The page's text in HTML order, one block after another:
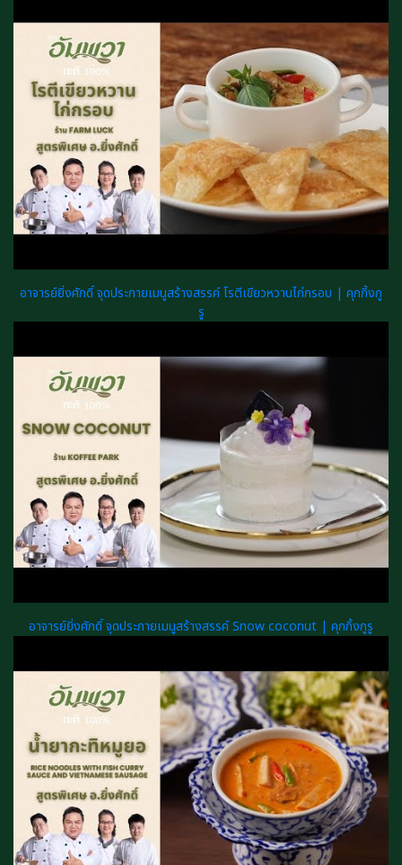
อาจารย์ยิ่งศักดิ์ จุดประกายเมนูสร้างสรรค์ โรตีเขียวหวานไก่กรอบ | คุกกิ้งกู
รู
อาจารย์ยิ่งศักดิ์ จุดประกายเมนูสร้างสรรค์ Snow coconut | คุกกิ้งกูรู